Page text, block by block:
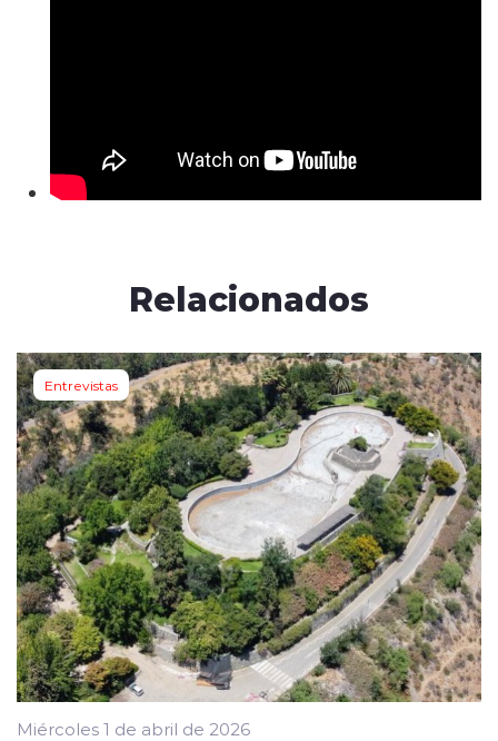
Relacionados
Entrevistas
Miércoles 1 de abril de 2026